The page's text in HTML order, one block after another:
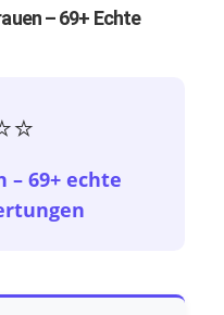
– 69+ Echte
– 69+ echte